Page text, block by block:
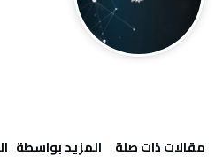
‫مقالات ذات صلة‬ ‫‫المزيد بواسطة‬ ‬ ‭ ‬الصحافة‭ ‬اليوم